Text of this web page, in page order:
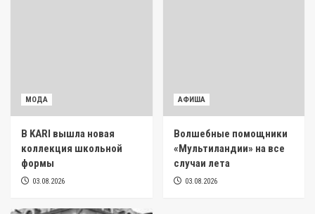
МОДА
В KARI вышла новая
коллекция школьной
формы
03.08.2026
АФИША
Волшебные помощники
«Мультиландии» на все
случаи лета
03.08.2026